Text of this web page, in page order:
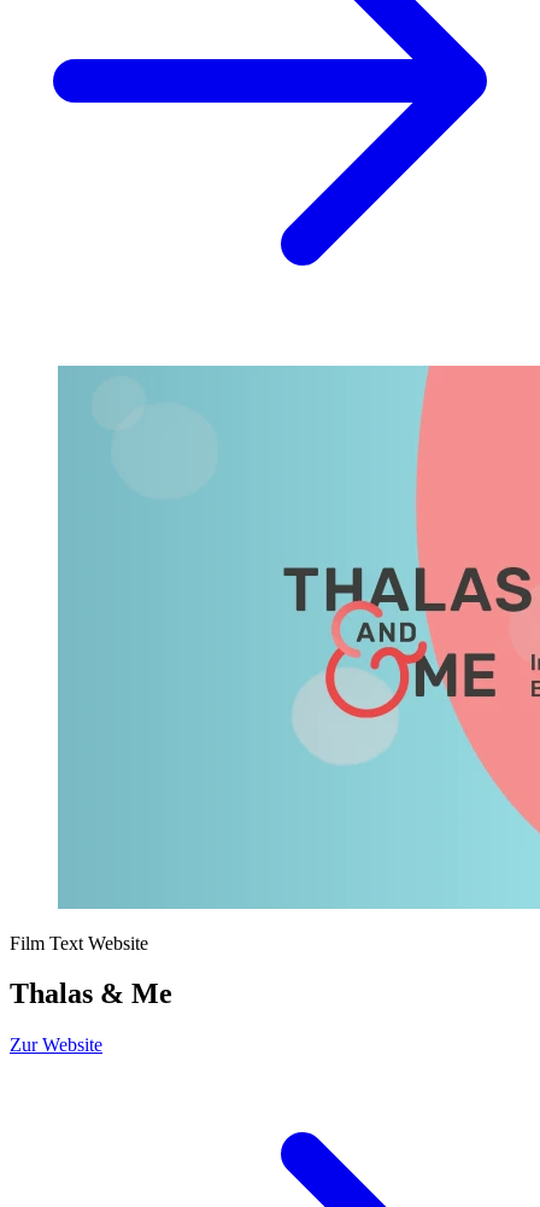
Film Text Website
Thalas & Me
Zur Website